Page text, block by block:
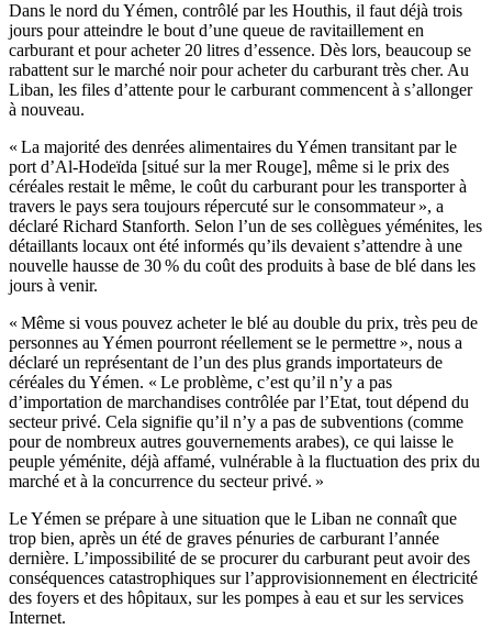
Dans le nord du Yémen, contrôlé par les Houthis, il faut déjà trois
jours pour atteindre le bout d’une queue de ravitaillement en
carburant et pour acheter 20 litres d’essence. Dès lors, beaucoup se
rabattent sur le marché noir pour acheter du carburant très cher. Au
Liban, les files d’attente pour le carburant commencent à s’allonger
à nouveau.
« La majorité des denrées alimentaires du Yémen transitant par le
port d’Al-Hodeïda [situé sur la mer Rouge], même si le prix des
céréales restait le même, le coût du carburant pour les transporter à
travers le pays sera toujours répercuté sur le consommateur », a
déclaré Richard Stanforth. Selon l’un de ses collègues yéménites, les
détaillants locaux ont été informés qu’ils devaient s’attendre à une
nouvelle hausse de 30 % du coût des produits à base de blé dans les
jours à venir.
« Même si vous pouvez acheter le blé au double du prix, très peu de
personnes au Yémen pourront réellement se le permettre », nous a
déclaré un représentant de l’un des plus grands importateurs de
céréales du Yémen. « Le problème, c’est qu’il n’y a pas
d’importation de marchandises contrôlée par l’Etat, tout dépend du
secteur privé. Cela signifie qu’il n’y a pas de subventions (comme
pour de nombreux autres gouvernements arabes), ce qui laisse le
peuple yéménite, déjà affamé, vulnérable à la fluctuation des prix du
marché et à la concurrence du secteur privé. »
Le Yémen se prépare à une situation que le Liban ne connaît que
trop bien, après un été de graves pénuries de carburant l’année
dernière. L’impossibilité de se procurer du carburant peut avoir des
conséquences catastrophiques sur l’approvisionnement en électricité
des foyers et des hôpitaux, sur les pompes à eau et sur les services
Internet.